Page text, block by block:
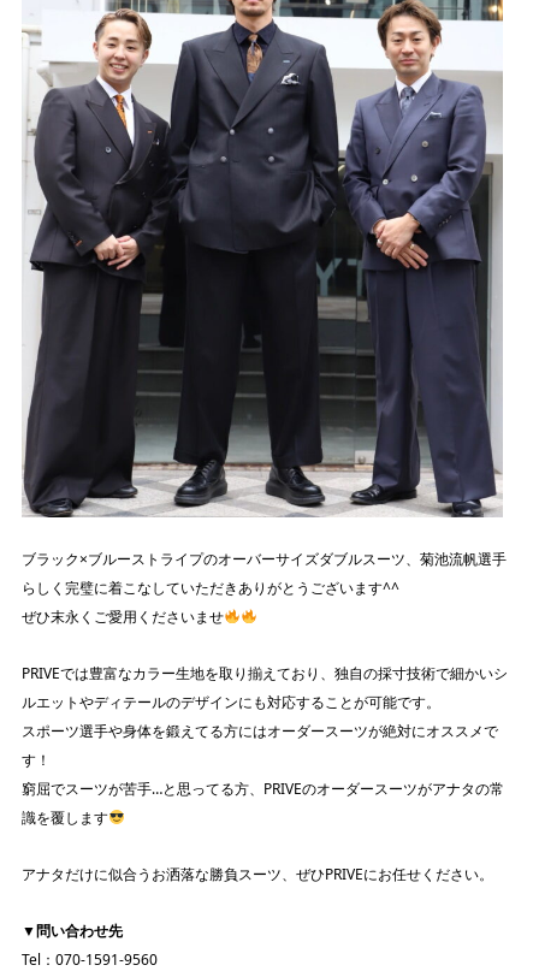
ブラック×ブルーストライプのオーバーサイズダブルスーツ、菊池流帆選手
らしく完璧に着こなしていただきありがとうございます^^
ぜひ末永くご愛用くださいませ
PRIVEでは豊富なカラー生地を取り揃えており、独自の採寸技術で細かいシ
ルエットやディテールのデザインにも対応することが可能です。
スポーツ選手や身体を鍛えてる方にはオーダースーツが絶対にオススメで
す！
窮屈でスーツが苦手…と思ってる方、PRIVEのオーダースーツがアナタの常
識を覆します
アナタだけに似合うお洒落な勝負スーツ、ぜひPRIVEにお任せください。
▼問い合わせ先
Tel：070-1591-9560